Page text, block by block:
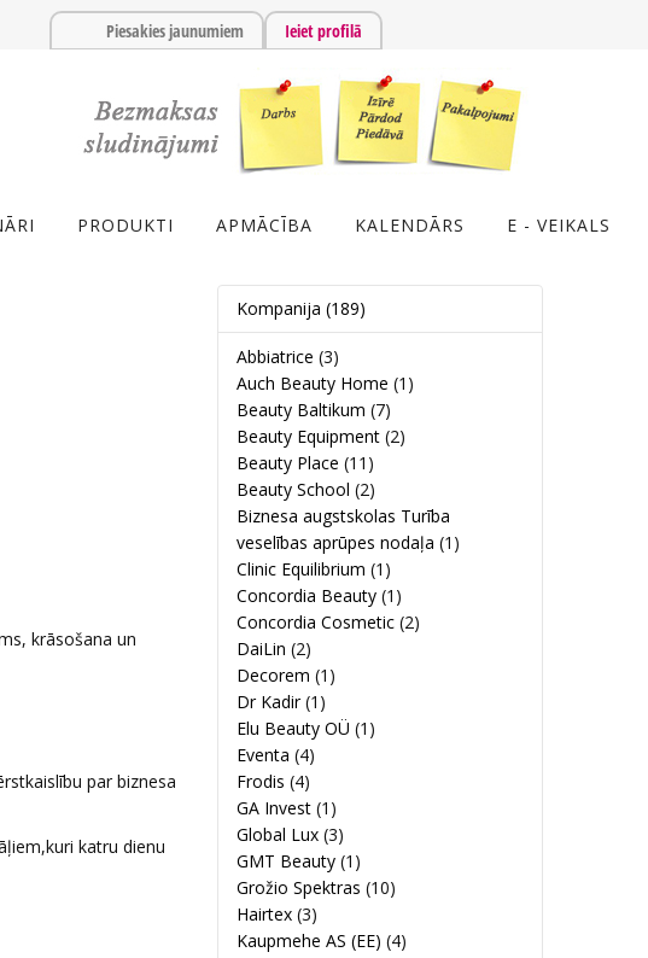
Piesakies jaunumiem Ieiet profilā
PRODUKTI APMĀCĪBA KALENDĀRS E - VEIKALS
krāsošana un
par biznesa
katru dienu
Kompanija (189)
Abbiatrice (3)
Auch Beauty Home (1)
Beauty Baltikum (7)
Beauty Equipment (2)
Beauty Place (11)
Beauty School (2)
Biznesa augstskolas Turība
veselības aprūpes nodaļa (1)
Clinic Equilibrium (1)
Concordia Beauty (1)
Concordia Cosmetic (2)
DaiLin (2)
Decorem (1)
Dr Kadir (1)
Elu Beauty OÜ (1)
Eventa (4)
Frodis (4)
GA Invest (1)
Global Lux (3)
GMT Beauty (1)
Grožio Spektras (10)
Hairtex (3)
Kaupmehe AS (EE) (4)